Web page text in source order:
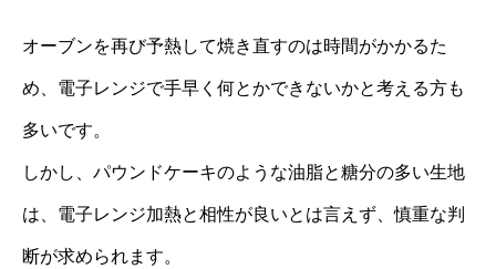
オーブンを再び予熱して焼き直すのは時間がかかるた
め、電子レンジで手早く何とかできないかと考える方も
多いです。
しかし、パウンドケーキのような油脂と糖分の多い生地
は、電子レンジ加熱と相性が良いとは言えず、慎重な判
断が求められます。